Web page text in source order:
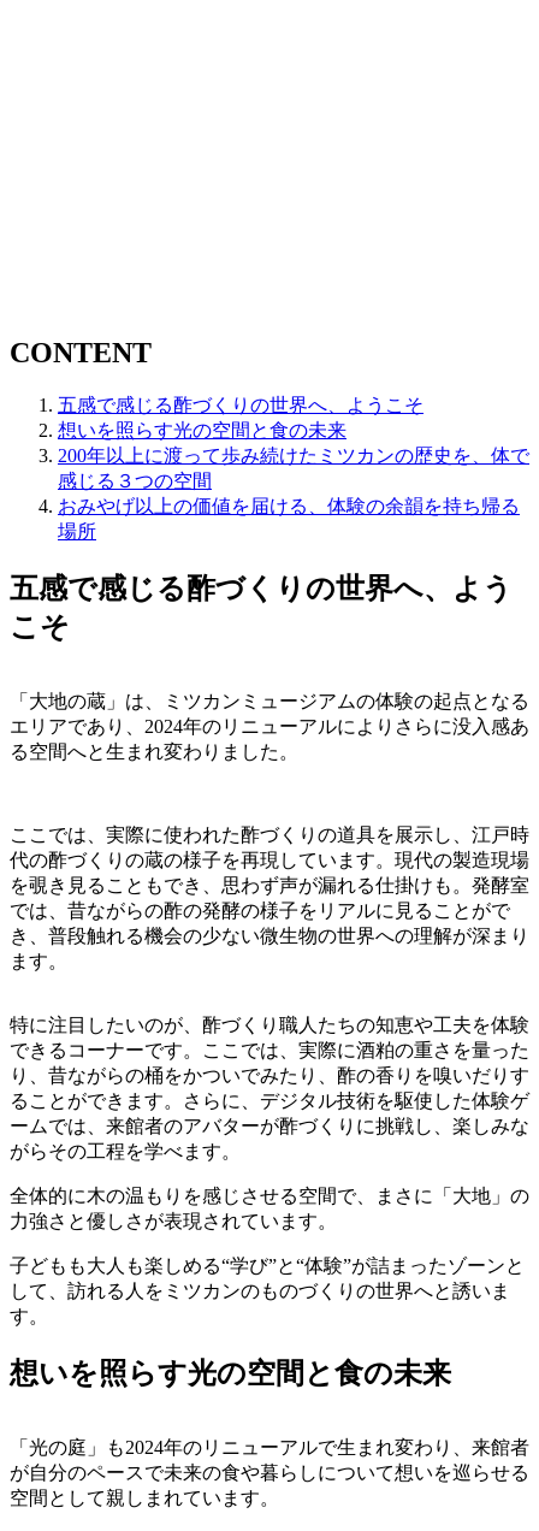
CONTENT
五感で感じる酢づくりの世界へ、ようこそ
想いを照らす光の空間と食の未来
200年以上に渡って歩み続けたミツカンの歴史を、体で
感じる３つの空間
おみやげ以上の価値を届ける、体験の余韻を持ち帰る
場所
五感で感じる酢づくりの世界へ、よう
こそ
「大地の蔵」は、ミツカンミュージアムの体験の起点となる
エリアであり、2024年のリニューアルによりさらに没入感あ
る空間へと生まれ変わりました。
ここでは、実際に使われた酢づくりの道具を展示し、江戸時
代の酢づくりの蔵の様子を再現しています。現代の製造現場
を覗き見ることもでき、思わず声が漏れる仕掛けも。発酵室
では、昔ながらの酢の発酵の様子をリアルに見ることがで
き、普段触れる機会の少ない微生物の世界への理解が深まり
ます。
特に注目したいのが、酢づくり職人たちの知恵や工夫を体験
できるコーナーです。ここでは、実際に酒粕の重さを量った
り、昔ながらの桶をかついでみたり、酢の香りを嗅いだりす
ることができます。さらに、デジタル技術を駆使した体験ゲ
ームでは、来館者のアバターが酢づくりに挑戦し、楽しみな
がらその工程を学べます。
全体的に木の温もりを感じさせる空間で、まさに「大地」の
力強さと優しさが表現されています。
子どもも大人も楽しめる“学び”と“体験”が詰まったゾーンと
して、訪れる人をミツカンのものづくりの世界へと誘いま
す。
想いを照らす光の空間と食の未来
「光の庭」も2024年のリニューアルで生まれ変わり、来館者
が自分のペースで未来の食や暮らしについて想いを巡らせる
空間として親しまれています。